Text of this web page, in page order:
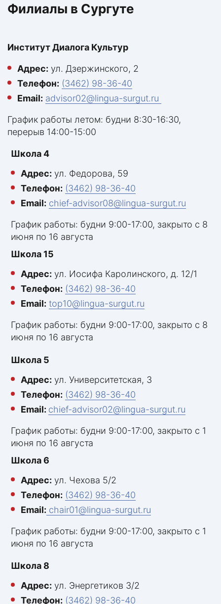
Филиалы в Сургуте
Институт Диалога Культур
Адрес: ул. Дзержинского, 2
Телефон: (3462) 98-36-40
Email: advisor02@lingua-surgut.ru
График работы летом: будни 8:30-16:30,
перерыв 14:00-15:00
Школа 4
Адрес: ул. Федорова, 59
Телефон: (3462) 98-36-40
Email: chief-advisor08@lingua-surgut.ru
График работы: будни 9:00-17:00, закрыто с 8
июня по 16 августа
Школа 15
Адрес: ул. Иосифа Каролинского, д. 12/1
Телефон: (3462) 98-36-40
Email: top10@lingua-surgut.ru
График работы: будни 9:00-17:00, закрыто с 8
июня по 16 августа
Школа 5
Адрес: ул. Университетская, 3
Телефон: (3462) 98-36-40
Email: chief-advisor02@lingua-surgut.ru
График работы: будни 9:00-17:00, закрыто с 1
июня по 16 августа
Школа 6
Адрес: ул. Чехова 5/2
Телефон: (3462) 98-36-40
Email: chair01@lingua-surgut.ru
График работы: будни 9:00-17:00, закрыто с 1
июня по 16 августа
Школа 8
Адрес: ул. Энергетиков 3/2
Телефон: (3462) 98-36-40